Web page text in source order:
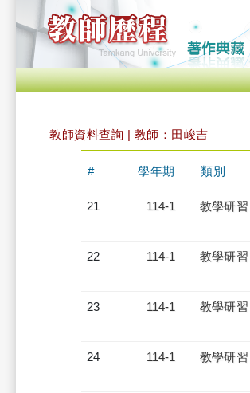
教師資料查詢 | 教師：田峻吉
# 學年期 類別
21 114-1 教學研習
22 114-1 教學研習
23 114-1 教學研習
24 114-1 教學研習